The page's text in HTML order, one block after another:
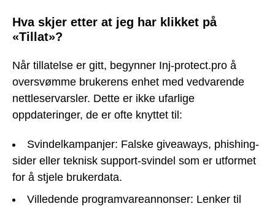
Hva skjer etter at jeg har klikket på
«Tillat»?
Når tillatelse er gitt, begynner Inj-protect.pro å
oversvømme brukerens enhet med vedvarende
nettleservarsler. Dette er ikke ufarlige
oppdateringer, de er ofte knyttet til:
Svindelkampanjer: Falske giveaways, phishing-
sider eller teknisk support-svindel som er utformet
for å stjele brukerdata.
Villedende programvareannonser: Lenker til